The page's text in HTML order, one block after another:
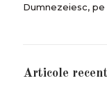
Dumnezeiesc, pe
Articole